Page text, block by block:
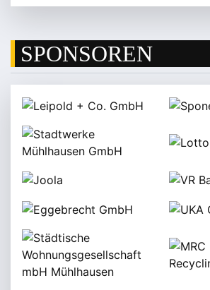
SPONSOREN